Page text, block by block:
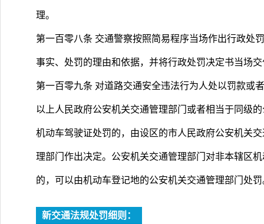
理。
第一百零八条 交通警察按照简易程序当场作出行政处
事实、处罚的理由和依据，并将行政处罚决定书当场
第一百零九条 对道路交通安全违法行为人处以罚款或
以上人民政府公安机关交通管理部门或者相当于同级
机动车驾驶证处罚的，由设区的市人民政府公安机关
理部门作出决定。公安机关交通管理部门对非本辖区
的，可以由机动车登记地的公安机关交通管理部门处罚
新交通法规处罚细则：